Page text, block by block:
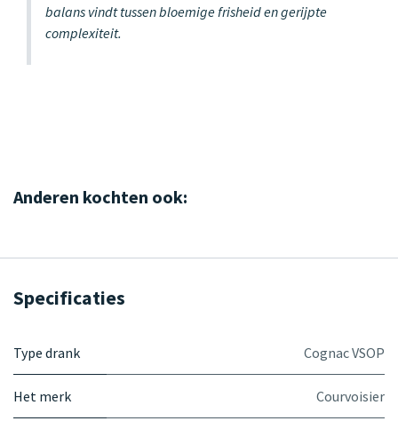
balans vindt tussen bloemige frisheid en gerijpte
complexiteit.
Anderen kochten ook:
Specificaties
Type drank Cognac VSOP
Het merk Courvoisier